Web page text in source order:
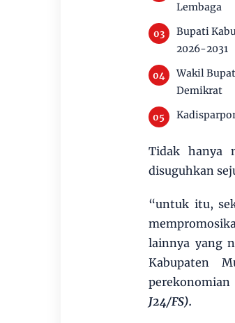
Lembaga
Bupati
2026-2031
Wakil
Demikrat
Tidak hanya
disuguhkan
“untuk itu,
lainnya yang
Kabupaten
J24/FS).